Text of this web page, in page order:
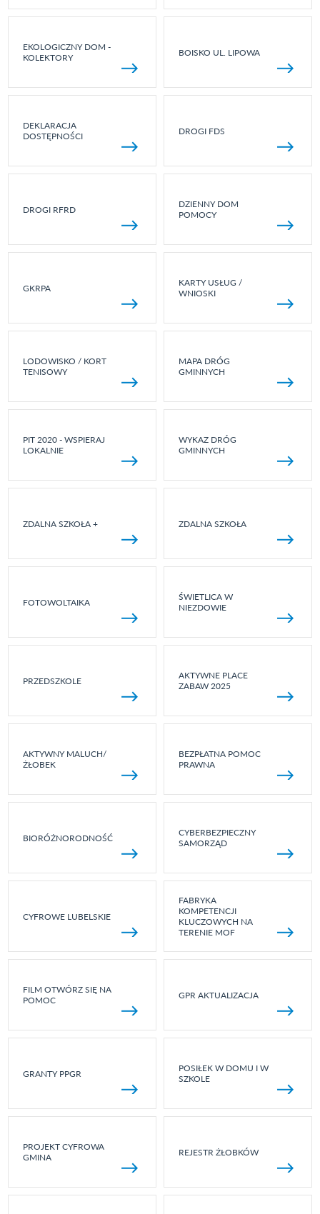
EKOLOGICZNY DOM -
KOLEKTORY
BOISKO UL. LIPOWA
DEKLARACJA
DOSTĘPNOŚCI
DROGI FDS
DROGI RFRD
DZIENNY DOM
POMOCY
GKRPA
KARTY USŁUG /
WNIOSKI
LODOWISKO / KORT
TENISOWY
MAPA DRÓG
GMINNYCH
PIT 2020 - WSPIERAJ
LOKALNIE
WYKAZ DRÓG
GMINNYCH
ZDALNA SZKOŁA + ZDALNA SZKOŁA
FOTOWOLTAIKA
ŚWIETLICA W
NIEZDOWIE
PRZEDSZKOLE
AKTYWNE PLACE
ZABAW 2025
AKTYWNY MALUCH/
ŻŁOBEK
BEZPŁATNA POMOC
PRAWNA
BIORÓŻNORODNOŚĆ
CYBERBEZPIECZNY
SAMORZĄD
CYFROWE LUBELSKIE
FABRYKA
KOMPETENCJI
KLUCZOWYCH NA
TERENIE MOF
FILM OTWÓRZ SIĘ NA
POMOC
GPR AKTUALIZACJA
GRANTY PPGR
POSIŁEK W DOMU I W
SZKOLE
PROJEKT CYFROWA
GMINA
REJESTR ŻŁOBKÓW